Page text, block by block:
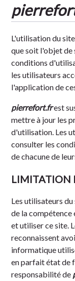
L'utilisation du site
que soit l'objet de
conditions
les utilisateurs
l'application de
pierrefort.frest
mettre à jour les
d'utilisation. Les
consulter les
de chacune de
LIMITATION
Les utilisateurs du
de la compétence
et utiliser ce site.
reconnaissent
informatique
en parfait état de
responsabilité de